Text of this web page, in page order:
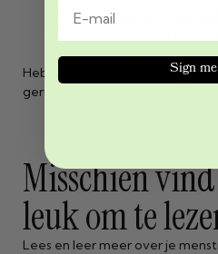
menstruatiecup of
menstruatieproducten
Heb je vragen over onze
gerust
Misschien
leuk om te
Lees en leer meer over je
Sign